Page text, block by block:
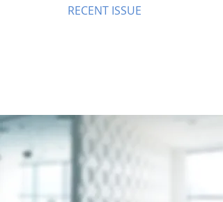
RECENT ISSUE